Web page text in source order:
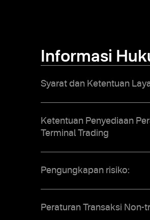
Informasi
Syarat dan Ketentuan
Ketentuan Penyediaan
Terminal Trading
Pengungkapan risiko:
Peraturan Transaksi